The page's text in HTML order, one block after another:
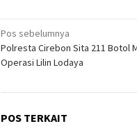
Navigasi
pos
Pos sebelumnya
Polresta Cirebon Sita 211 Botol
Operasi Lilin Lodaya
POS TERKAIT